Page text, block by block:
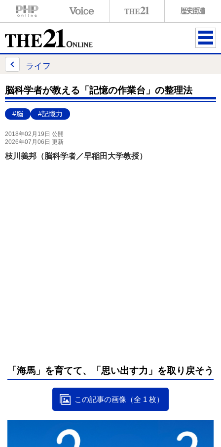
ME
ライフ
脳科学者が教える「記憶の作業台」の整理法
#脳 #記憶力
2018年02月19日 公開
2026年07月06日 更新
枝川義邦（脳科学者／早稲田大学教授）
「海馬」を育てて、「思い出す力」を取り戻そう
この記事の画像（全 1 枚）